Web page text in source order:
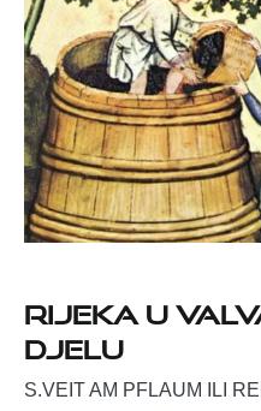
Rijeka u
djelu
S.VEIT AM PFLAUM ILI